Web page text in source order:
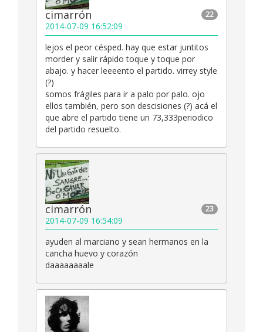
22
cimarrón
2014-07-09 16:52:09
lejos el peor césped. hay que estar juntitos
morder y salir rápido toque y toque por
abajo. y hacer leeeento el partido. virrey style
(?)
somos frágiles para ir a palo por palo. ojo
ellos también, pero son descisiones (?) acá el
que abre el partido tiene un 73,333periodico
del partido resuelto.
23
cimarrón
2014-07-09 16:54:09
ayuden al marciano y sean hermanos en la
cancha huevo y corazón
daaaaaaaale